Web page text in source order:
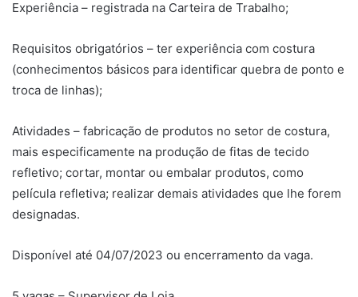
Experiência – registrada na Carteira de Trabalho;
Requisitos obrigatórios – ter experiência com costura
(conhecimentos básicos para identificar quebra de ponto e
troca de linhas);
Atividades – fabricação de produtos no setor de costura,
mais especificamente na produção de fitas de tecido
refletivo; cortar, montar ou embalar produtos, como
película refletiva; realizar demais atividades que lhe forem
designadas.
Disponível até 04/07/2023 ou encerramento da vaga.